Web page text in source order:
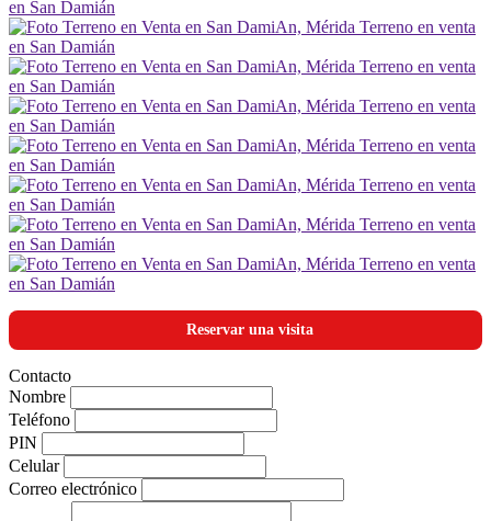
Reservar una visita
Contacto
Nombre
Teléfono
PIN
Celular
Correo electrónico